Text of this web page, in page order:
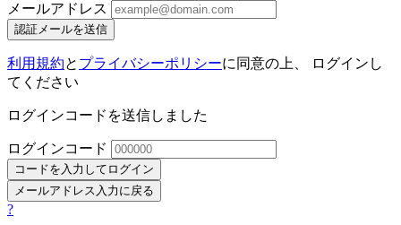
メールアドレス
認証メールを送信
利用規約と プライバシーポリシーに同意の上、 ログインし
てください
ログインコードを送信しました
ログインコード
コードを入力してログイン
メールアドレス入力に戻る
?